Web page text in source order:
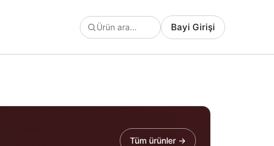
Bayi Girişi
Tüm ürünler →